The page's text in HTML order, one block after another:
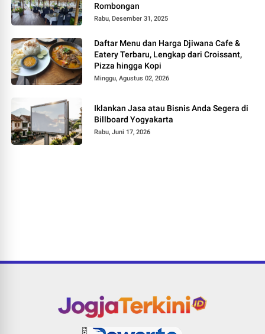
Rombongan
Rabu, Desember 31, 2025
Daftar Menu dan Harga Djiwana Cafe &
Eatery Terbaru, Lengkap dari Croissant,
Pizza hingga Kopi
Minggu, Agustus 02, 2026
Iklankan Jasa atau Bisnis Anda Segera di
Billboard Yogyakarta
Rabu, Juni 17, 2026